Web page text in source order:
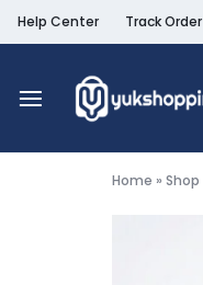
Help Center Track Order
OnlineHome » Shop